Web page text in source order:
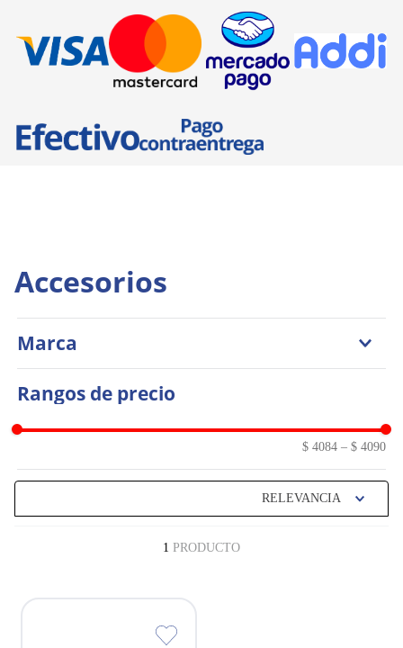
RELEVANCIA
Marca
Rangos de precio
$ 4084 – $ 4090
Accesorios
1 PRODUCTO